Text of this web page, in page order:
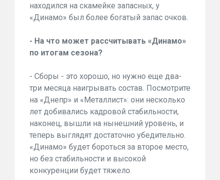
находился на скамейке запасных, у
«Динамо» был более богатый запас очков.
- На что может рассчитывать «Динамо»
по итогам сезона?
- Сборы - это хорошо, но нужно еще два-
три месяца наигрывать состав. Посмотрите
на «Днепр» и «Металлист»: они несколько
лет добивались кадровой стабильности,
наконец, вышли на нынешний уровень, и
теперь выглядят достаточно убедительно.
«Динамо» будет бороться за второе место,
но без стабильности и высокой
конкуренции будет тяжело.